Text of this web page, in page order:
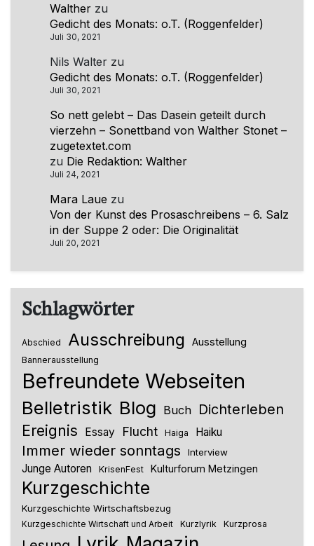
Walther zu
Gedicht des Monats: o.T. (Roggenfelder)
Juli 30, 2021
Nils Walter zu
Gedicht des Monats: o.T. (Roggenfelder)
Juli 30, 2021
So nett gelebt – Das Dasein geteilt durch
vierzehn – Sonettband von Walther Stonet –
zugetextet.com
zu Die Redaktion: Walther
Juli 24, 2021
Mara Laue zu
Von der Kunst des Prosaschreibens – 6. Salz
in der Suppe 2 oder: Die Originalität
Juli 20, 2021
Schlagwörter
Abschied Ausschreibung Ausstellung
Bannerausstellung
Befreundete Webseiten
Belletristik Blog Buch Dichterleben
Ereignis Essay Flucht Haiga Haiku
Immer wieder sonntags Interview
Junge Autoren KrisenFest Kulturforum Metzingen
Kurzgeschichte
Kurzgeschichte Wirtschaftsbezug
Kurzgeschichte Wirtschaft und Arbeit Kurzlyrik Kurzprosa